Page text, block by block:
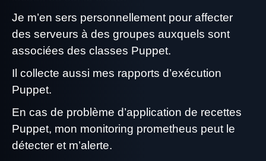
Je m’en sers personnellement pour affecter
des serveurs à des groupes auxquels sont
associées des classes Puppet.
Il collecte aussi mes rapports d’exécution
Puppet.
En cas de problème d’application de recettes
Puppet, mon monitoring prometheus peut le
détecter et m’alerte.